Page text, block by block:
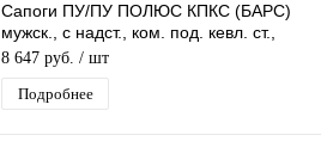
Сапоги ПУ/ПУ ПОЛЮС КПКС (БАРС)
мужск., с надст., ком. под. кевл. ст.,
утепл., шипы, серые (–50°С)
8 647 руб. / шт
Подробнее